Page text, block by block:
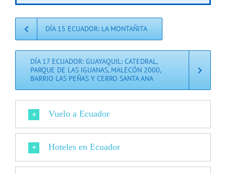
DÍA 15 ECUADOR: LA MONTAÑITA
DÍA 17 ECUADOR: GUAYAQUIL: CATEDRAL,
PARQUE DE LAS IGUANAS, MALECÓN 2000,
BARRIO LAS PEÑAS Y CERRO SANTA ANA
Vuelo a Ecuador
Hoteles en Ecuador